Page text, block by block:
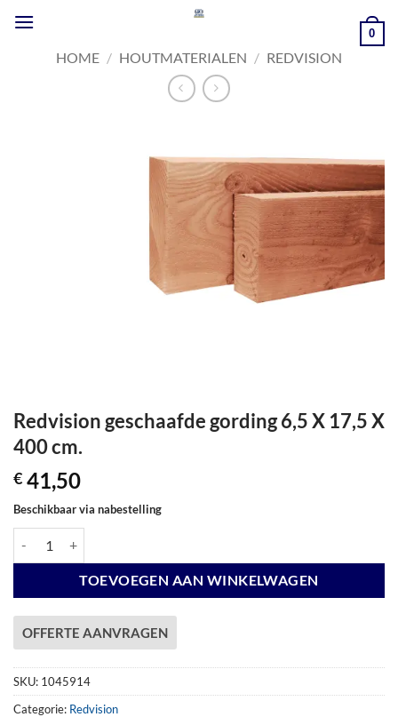
naar
0
HOME / HOUTMATERIALEN / REDVISION
Redvision geschaafde gording 6,5 X 17,5 X
400 cm.
€ 41,50
Beschikbaar via nabestelling
TOEVOEGEN AAN WINKELWAGEN
OFFERTE AANVRAGEN
SKU: 1045914
Categorie: Redvision